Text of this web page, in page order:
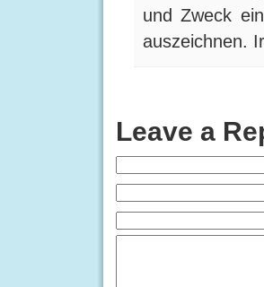
und Zweck
auszeichnen.
Leave a